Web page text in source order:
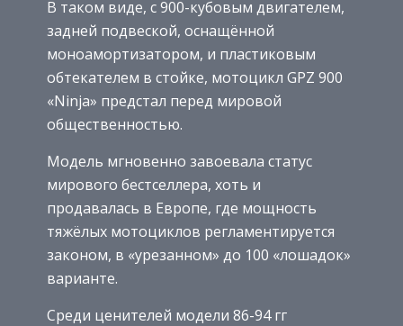
В таком виде, с 900-кубовым двигателем,
задней подвеской, оснащённой
моноамортизатором, и пластиковым
обтекателем в стойке, мотоцикл GPZ 900
«Ninja» предстал перед мировой
общественностью.
Модель мгновенно завоевала статус
мирового бестселлера, хоть и
продавалась в Европе, где мощность
тяжёлых мотоциклов регламентируется
законом, в «урезанном» до 100 «лошадок»
варианте.
Среди ценителей модели 86-94 гг